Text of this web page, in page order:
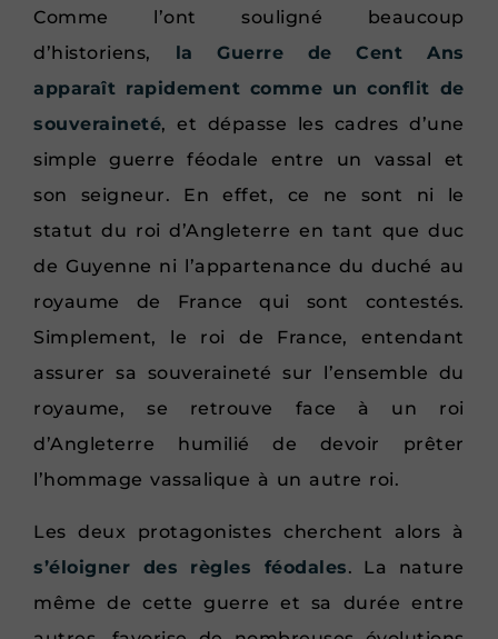
Comme l’ont souligné beaucoup
d’historiens, la Guerre de Cent Ans
apparaît rapidement comme un conflit de
souveraineté, et dépasse les cadres d’une
simple guerre féodale entre un vassal et
son seigneur. En effet, ce ne sont ni le
statut du roi d’Angleterre en tant que duc
de Guyenne ni l’appartenance du duché au
royaume de France qui sont contestés.
Simplement, le roi de France, entendant
assurer sa souveraineté sur l’ensemble du
royaume, se retrouve face à un roi
d’Angleterre humilié de devoir prêter
l’hommage vassalique à un autre roi.
Les deux protagonistes cherchent alors à
s’éloigner des règles féodales. La nature
même de cette guerre et sa durée entre